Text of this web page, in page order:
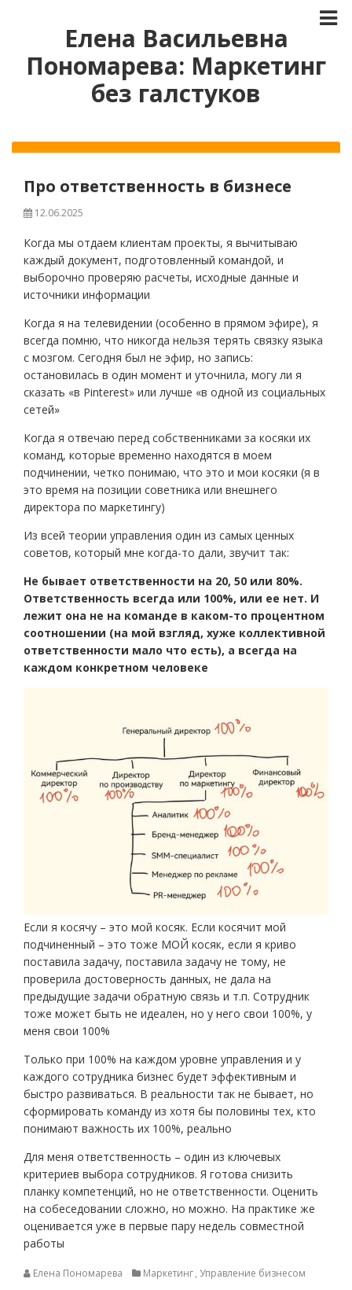
Елена Васильевна
Пономарева: Маркетинг
без галстуков
Про ответственность в бизнесе
12.06.2025
Когда мы отдаем клиентам проекты, я вычитываю
каждый документ, подготовленный командой, и
выборочно проверяю расчеты, исходные данные и
источники информации
Когда я на телевидении (особенно в прямом эфире), я
всегда помню, что никогда нельзя терять связку языка
с мозгом. Сегодня был не эфир, но запись:
остановилась в один момент и уточнила, могу ли я
сказать «в Pinterest» или лучше «в одной из социальных
сетей»
Когда я отвечаю перед собственниками за косяки их
команд, которые временно находятся в моем
подчинении, четко понимаю, что это и мои косяки (я в
это время на позиции советника или внешнего
директора по маркетингу)
Из всей теории управления один из самых ценных
советов, который мне когда-то дали, звучит так:
Не бывает ответственности на 20, 50 или 80%.
Ответственность всегда или 100%, или ее нет. И
лежит она не на команде в каком-то процентном
соотношении (на мой взгляд, хуже коллективной
ответственности мало что есть), а всегда на
каждом конкретном человеке
Если я косячу – это мой косяк. Если косячит мой
подчиненный – это тоже МОЙ косяк, если я криво
поставила задачу, поставила задачу не тому, не
проверила достоверность данных, не дала на
предыдущие задачи обратную связь и т.п. Сотрудник
тоже может быть не идеален, но у него свои 100%, у
меня свои 100%
Только при 100% на каждом уровне управления и у
каждого сотрудника бизнес будет эффективным и
быстро развиваться. В реальности так не бывает, но
сформировать команду из хотя бы половины тех, кто
понимают важность их 100%, реально
Для меня ответственность – один из ключевых
критериев выбора сотрудников. Я готова снизить
планку компетенций, но не ответственности. Оценить
на собеседовании сложно, но можно. На практике же
оценивается уже в первые пару недель совместной
работы
Елена Пономарева Маркетинг, Управление бизнесом